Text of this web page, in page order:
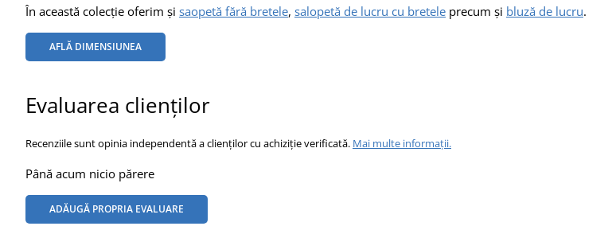
În această colecție oferim și saopetă fără bretele, salopetă de lucru cu bretele precum și bluză de lucru.
AFLĂ DIMENSIUNEA
Evaluarea clienților
Recenziile sunt opinia independentă a clienților cu achiziție verificată. Mai multe informații.
Până acum nicio părere
ADĂUGĂ PROPRIA EVALUARE